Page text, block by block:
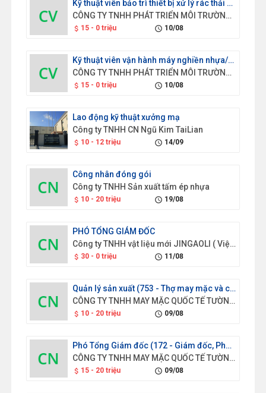
Kỹ thuật viên bảo trì thiết bị xử lý rác thải nhựa/723
CÔNG TY TNHH PHÁT TRIỂN MÔI TRƯỜNG XANH SAO VIỆT
attach_money 15 - 0 triệu schedule 10/08
Kỹ thuật viên vận hành máy nghiền nhựa/814
CÔNG TY TNHH PHÁT TRIỂN MÔI TRƯỜNG XANH SAO VIỆT
attach_money 15 - 0 triệu schedule 10/08
Lao động kỹ thuật xưởng mạ
Công ty TNHH CN Ngũ Kim TaiLian
attach_money 10 - 12 triệu schedule 14/09
Công nhân đóng gói
Công ty TNHH Sản xuất tấm ép nhựa
attach_money 10 - 20 triệu schedule 19/08
PHÓ TỔNG GIÁM ĐỐC
Công ty TNHH vật liệu mới JINGAOLI ( Việt Nam)
attach_money 30 - 0 triệu schedule 11/08
Quản lý sản xuất (753 - Thợ may mặc và các thợ có liên quan)
CÔNG TY TNHH MAY MẶC QUỐC TẾ TƯỜNG HÒA VIỆT NAM
attach_money 10 - 20 triệu schedule 09/08
Phó Tổng Giám đốc (172 - Giám đốc, Phó Giám đốc của các đơn vị sản xuất và triển khai thuộc cơ quan tập đoàn, tổng công ty, trường đại học lớn và tương đương (chuyên trách))
CÔNG TY TNHH MAY MẶC QUỐC TẾ TƯỜNG HÒA VIỆT NAM
attach_money 15 - 20 triệu schedule 09/08